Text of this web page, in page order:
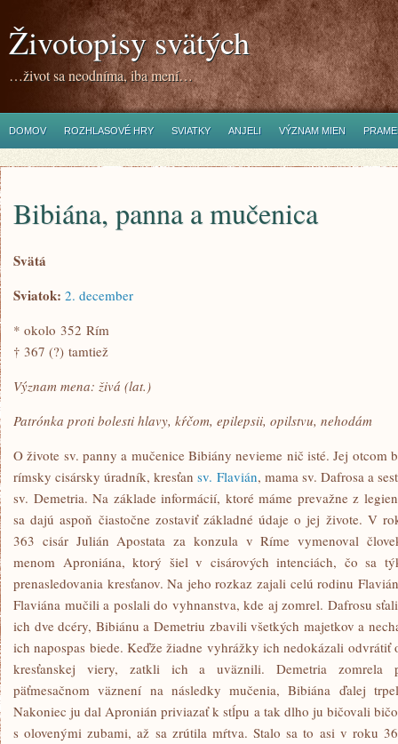
Životopisy svätých
…život sa neodníma, iba mení…
DOMOV ROZHLASOVÉ HRY SVIATKY ANJELI VÝZNAM MIEN
Bibiána, panna a mučenica
Svätá
Sviatok: 2. december
* okolo 352 Rím
† 367 (?) tamtiež
Význam mena: živá (lat.)
Patrónka proti bolesti hlavy, kŕčom, epilepsii, opilstvu, nehodám
O živote sv. panny a mučenice Bibiány nevieme nič isté. Jej otcom
rímsky cisársky úradník, kresťansv. Flavián, mama sv. Dafrosa a
sv. Demetria. Na základe informácií, ktoré máme prevažne z
sa dajú aspoň čiastočne zostaviť základné údaje o jej živote. V
363 cisár Julián Apostata za konzula v Ríme vymenoval
menom Aproniána, ktorý šiel v cisárových intenciách, čo sa
prenasledovania kresťanov. Na jeho rozkaz zajali celú rodinu
Flaviána mučili a poslali do vyhnanstva, kde aj zomrel. Dafrosu
ich dve dcéry, Bibiánu a Demetriu zbavili všetkých majetkov a
ich napospas biede. Keďže žiadne vyhrážky ich nedokázali odvrátiť
kresťanskej viery, zatkli ich a uväznili. Demetria zomrela
päťmesačnom väznení na následky mučenia, Bibiána ďalej
Nakoniec ju dal Apronián priviazať k stĺpu a tak dlho ju bičovali
s olovenými zubami, až sa zrútila mŕtva. Stalo sa to asi v roku